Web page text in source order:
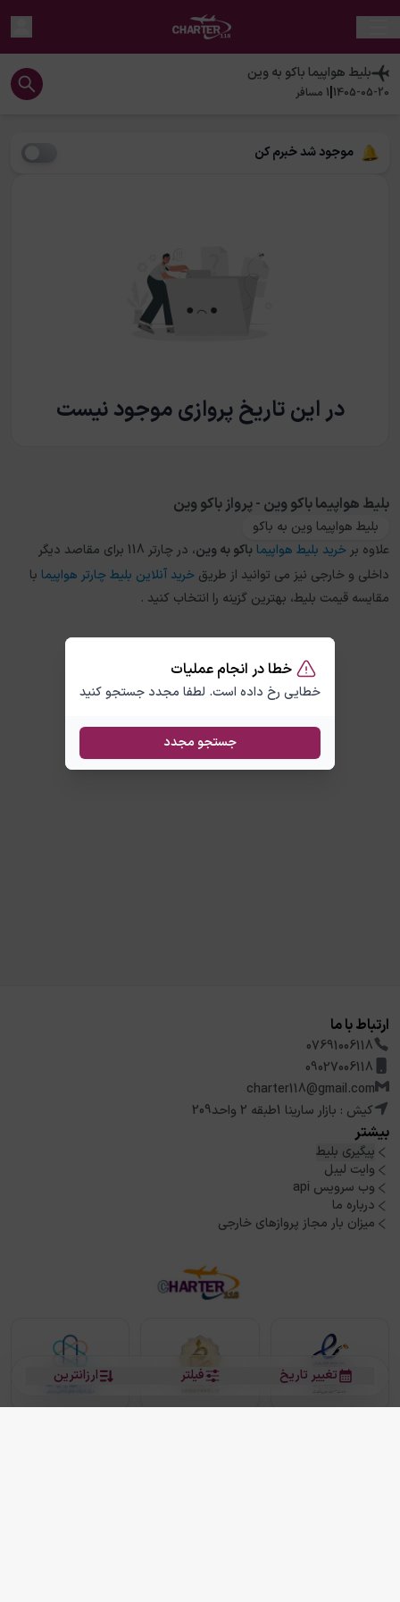
خطا در انجام عملیات
خطایی رخ داده است. لطفا مجدد جستجو کنید
جستجو مجدد
بلیط هواپیماباکو بهوین
1405-05-20
|
1 مسافر
موجود شد خبرم کن
در این تاریخ پروازی موجود نیست
ارزانترین فیلتر تغییر تاریخ
بلیط هواپیما باکو وین - پرواز باکو وین
بلیط هواپیما وین به باکو
علاوه بر خرید بلیط هواپیما باکوبه وین
، در چارتر 118 برای مقاصد دیگر
داخلی و خارجی نیز می توانید از طریق خرید آنلاین بلیط چارتر هواپیما با
مقایسه قیمت بلیط، بهترین گزینه را انتخاب کنید .
ارتباط با ما
07691006118
09027006118
charter118@gmail.com
کیش : بازار سارینا 1طبقه 2 واحد209
بیشتر
پیگیری بلیط
وایت لیبل
وب سرویس api
درباره ما
میزان بار مجاز پروازهای خارجی